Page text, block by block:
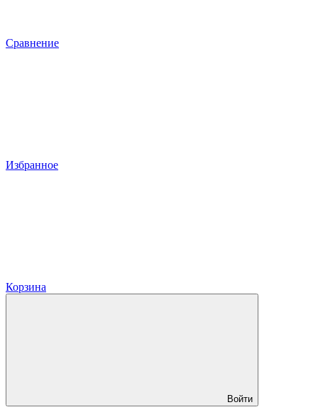
Сравнение
Избранное
Корзина
Войти